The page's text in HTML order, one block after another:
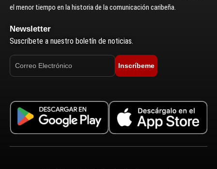
el menor tiempo en la historia de la comunicación caribeña.
Newsletter
Suscríbete a nuestro boletín de noticias.
Inscríbeme